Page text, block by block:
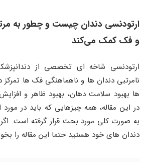
ارتودنسی دندان چیست و چطور به
و فک کمک می‌کند
ارتودنسی شاخه ای تخصصی از
نامرتبی دندان ها و ناهماهنگی فک ها تمرکز
ها بهبود سلامت دهان، بهبود ظاهر و
در این مقاله، همه چیزهایی که باید در مورد
به صورت کلی مورد بحث قرار گرفته است.
دندان های خود هستید حتما این مقاله را